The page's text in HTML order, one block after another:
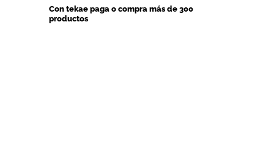
Con tekae paga o compra más de 300
productos